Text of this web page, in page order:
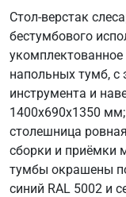
Стол-верстак
бестумбового
напольных тумб,
инструмента и
1400х690х1350
столешница
сборки и приёмки
тумбы окрашены
синий RAL 5002 и